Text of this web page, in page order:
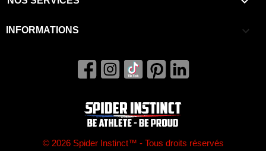
INFORMATIONS keyboard_arrow_down
© 2026 Spider Instinct™ - Tous droits réservés